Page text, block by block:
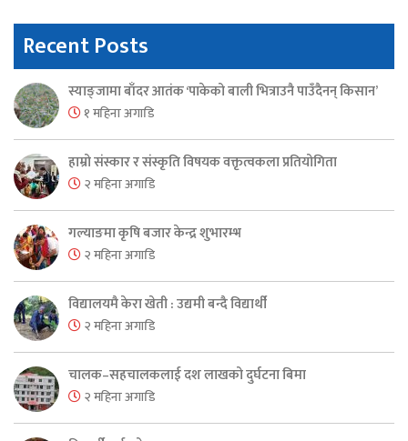
Recent Posts
स्याङ्जामा बाँदर आतंक ‘पाकेको बाली भित्राउनै पाउँदैनन् किसान’
१ महिना अगाडि
हाम्रो संस्कार र संस्कृति विषयक वक्तृत्वकला प्रतियोगिता
२ महिना अगाडि
गल्याङमा कृषि बजार केन्द्र शुभारम्भ
२ महिना अगाडि
विद्यालयमै केरा खेती : उद्यमी बन्दै विद्यार्थी
२ महिना अगाडि
चालक–सहचालकलाई दश लाखको दुर्घटना बिमा
२ महिना अगाडि